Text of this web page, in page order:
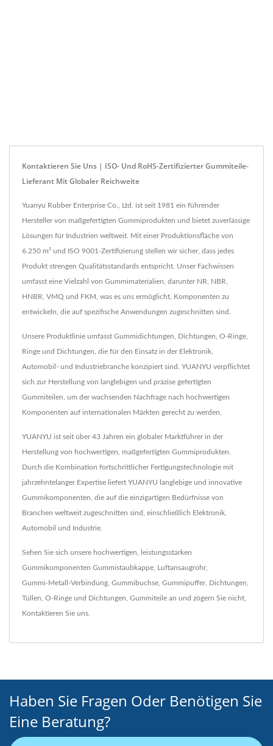
Kontaktieren Sie Uns | ISO- Und RoHS-Zertifizierter Gummiteile-
Lieferant Mit Globaler Reichweite
Yuanyu Rubber Enterprise Co., Ltd. ist seit 1981 ein führender
Hersteller von maßgefertigten Gummiprodukten und bietet zuverlässige
Lösungen für Industrien weltweit. Mit einer Produktionsfläche von
6.250 m² und ISO 9001-Zertifizierung stellen wir sicher, dass jedes
Produkt strengen Qualitätsstandards entspricht. Unser Fachwissen
umfasst eine Vielzahl von Gummimaterialien, darunter NR, NBR,
HNBR, VMQ und FKM, was es uns ermöglicht, Komponenten zu
entwickeln, die auf spezifische Anwendungen zugeschnitten sind.
Unsere Produktlinie umfasst Gummidichtungen, Dichtungen, O-Ringe,
Ringe und Dichtungen, die für den Einsatz in der Elektronik,
Automobil- und Industriebranche konzipiert sind. YUANYU verpflichtet
sich zur Herstellung von langlebigen und präzise gefertigten
Gummiteilen, um der wachsenden Nachfrage nach hochwertigen
Komponenten auf internationalen Märkten gerecht zu werden.
YUANYU ist seit über 43 Jahren ein globaler Marktführer in der
Herstellung von hochwertigen, maßgefertigten Gummiprodukten.
Durch die Kombination fortschrittlicher Fertigungstechnologie mit
jahrzehntelanger Expertise liefert YUANYU langlebige und innovative
Gummikomponenten, die auf die einzigartigen Bedürfnisse von
Branchen weltweit zugeschnitten sind, einschließlich Elektronik,
Automobil und Industrie.
Sehen Sie sich unsere hochwertigen, leistungsstarken
Gummikomponenten Gummistaubkappe Luftansaugrohr,
Gummi-Metall-Verbindung Gummibuchse Gummipuffer, Dichtungen
Tüllen O-Ringe und Dichtungen Gummiteile an und zögern Sie nicht,
Kontaktieren Sie uns
Haben Sie Fragen Oder Benötigen Sie
Eine Beratung?